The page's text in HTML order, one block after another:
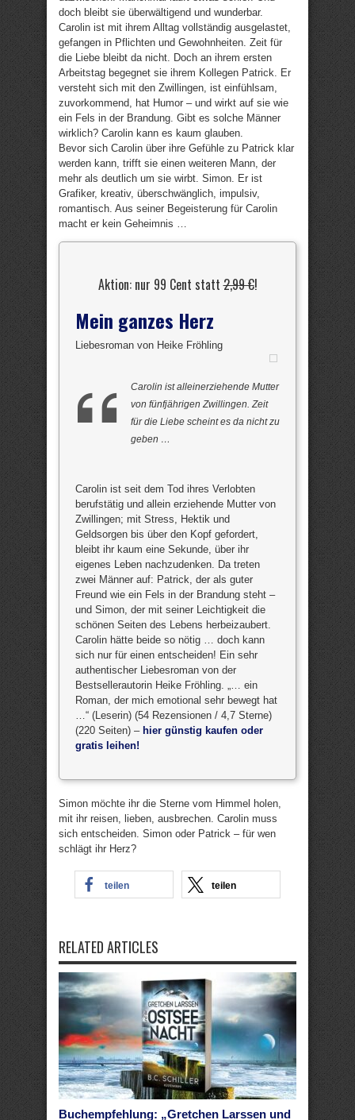
doch bleibt sie überwältigend und wunderbar.
Carolin ist mit ihrem Alltag vollständig ausgelastet,
gefangen in Pflichten und Gewohnheiten. Zeit für
die Liebe bleibt da nicht. Doch an ihrem ersten
Arbeitstag begegnet sie ihrem Kollegen Patrick. Er
versteht sich mit den Zwillingen, ist einfühlsam,
zuvorkommend, hat Humor – und wirkt auf sie wie
ein Fels in der Brandung. Gibt es solche Männer
wirklich? Carolin kann es kaum glauben.
Bevor sich Carolin über ihre Gefühle zu Patrick klar
werden kann, trifft sie einen weiteren Mann, der
mehr als deutlich um sie wirbt. Simon. Er ist
Grafiker, kreativ, überschwänglich, impulsiv,
romantisch. Aus seiner Begeisterung für Carolin
macht er kein Geheimnis …
Aktion: nur 99 Cent statt2,99 €!
Mein ganzes Herz
Liebesroman von Heike Fröhling
Carolin ist alleinerziehende Mutter
von fünfjährigen Zwillingen. Zeit
für die Liebe scheint es da nicht zu
geben …
Carolin ist seit dem Tod ihres Verlobten
berufstätig und allein erziehende Mutter von
Zwillingen; mit Stress, Hektik und
Geldsorgen bis über den Kopf gefordert,
bleibt ihr kaum eine Sekunde, über ihr
eigenes Leben nachzudenken. Da treten
zwei Männer auf: Patrick, der als guter
Freund wie ein Fels in der Brandung steht –
und Simon, der mit seiner Leichtigkeit die
schönen Seiten des Lebens herbeizaubert.
Carolin hätte beide so nötig … doch kann
sich nur für einen entscheiden! Ein sehr
authentischer Liebesroman von der
Bestsellerautorin Heike Fröhling. „… ein
Roman, der mich emotional sehr bewegt hat
…“ (Leserin) (54 Rezensionen / 4,7 Sterne)
(220 Seiten) – hier günstig kaufen oder
gratis leihen!
Simon möchte ihr die Sterne vom Himmel holen,
mit ihr reisen, lieben, ausbrechen. Carolin muss
sich entscheiden. Simon oder Patrick – für wen
schlägt ihr Herz?
teilen teilen
RELATED ARTICLES
Buchempfehlung: „Gretchen Larssen und